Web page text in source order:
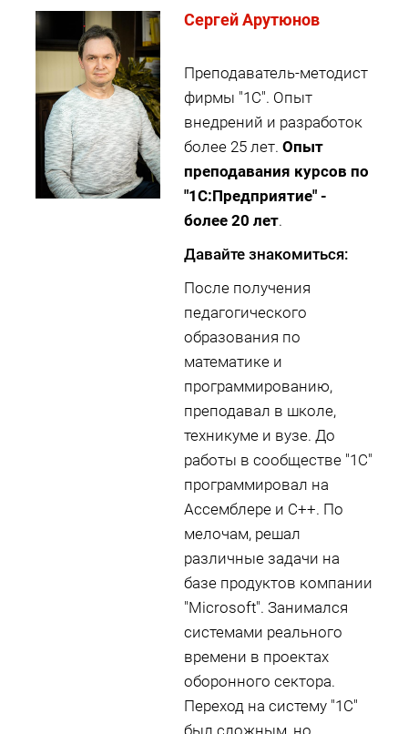
Cергей Арутюнов
Преподаватель-методист
фирмы "1С". Опыт
внедрений и разработок
более 25 лет. Опыт
преподавания курсов по
"1С:Предприятие" -
более 20 лет.
Давайте знакомиться:
После получения
педагогического
образования по
математике и
программированию,
преподавал в школе,
техникуме и вузе. До
работы в сообществе "1С"
программировал на
Ассемблере и С++. По
мелочам, решал
различные задачи на
базе продуктов компании
"Microsoft". Занимался
системами реального
времени в проектах
оборонного сектора.
Переход на систему "1С"